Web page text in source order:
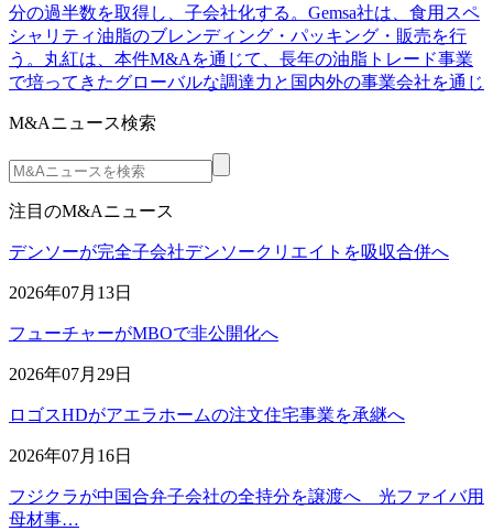
分の過半数を取得し、子会社化する。Gemsa社は、食用スペ
シャリティ油脂のブレンディング・パッキング・販売を行
う。丸紅は、本件M&Aを通じて、長年の油脂トレード事業
で培ってきたグローバルな調達力と国内外の事業会社を通じ
M&Aニュース検索
注目のM&Aニュース
デンソーが完全子会社デンソークリエイトを吸収合併へ
2026年07月13日
フューチャーがMBOで非公開化へ
2026年07月29日
ロゴスHDがアエラホームの注文住宅事業を承継へ
2026年07月16日
フジクラが中国合弁子会社の全持分を譲渡へ 光ファイバ用
母材事…